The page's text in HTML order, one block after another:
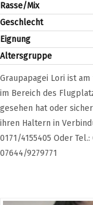
Rasse/Mix
Geschlecht
Eignung
Altersgruppe
Graupapagei Lori ist am
im Bereich des
gesehen hat oder
ihren Haltern in
0171/4155405 Oder
07644/9279771